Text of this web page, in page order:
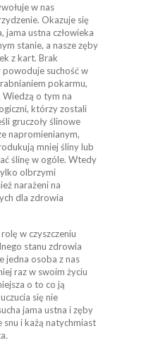
w nas
Okazuje się
jama ustna człowieka
stanie, a nasze zęby
z kart. Brak
suchość w
pokarmu,
o tym na
którzy zostali
gruczoły ślinowe
napromienianym,
mniej śliny lub
ślinę w ogóle. Wtedy
olbrzymi
narażeni na
dla zdrowia
w czyszczeniu
stanu zdrowia
jedna osoba z nas
raz w swoim życiu
o to co ją
się nie
jama ustna i zęby
snu i każą natychmiast